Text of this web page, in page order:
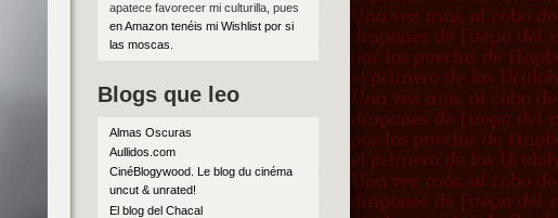
apatece favorecer mi culturilla, pues
en Amazon tenéis mi Wishlist por si
las moscas
Blogs que leo
Almas Oscuras
Aullidos.com
CinéBlogywood. Le blog du cinéma
uncut & unrated!
El blog del Chacal